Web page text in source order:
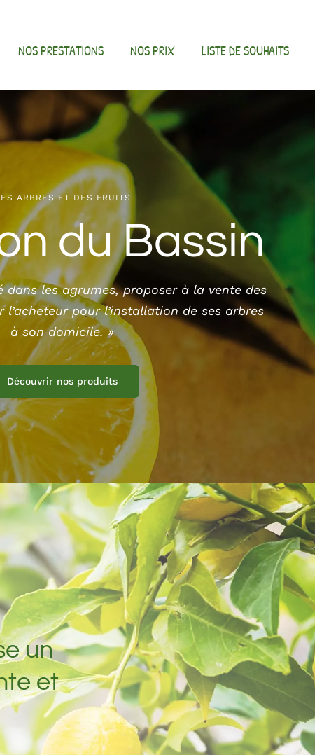
NOS PRESTATIONS NOS PRIX LISTE DE SOUHAITS
ARBRES ET DES FRUITS
du Bassin
dans les agrumes, proposer à la vente des
l’acheteur pour l’installation de ses arbres
à son domicile. »
Découvrir nos produits
un
et